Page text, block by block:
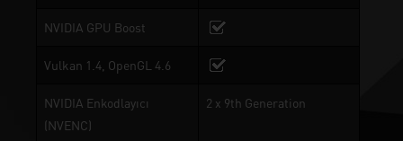
NVIDIA GPU Boost
Vulkan 1.4, OpenGL 4.6
NVIDIA Enkodlayıcı
(NVENC)
2 x 9th Generation